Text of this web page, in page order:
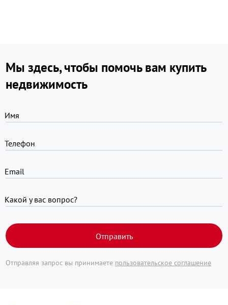
Мы здесь, чтобы помочь вам купить
недвижимость
Имя
Телефон
Email
Какой у вас вопрос?
Отправить
Отправляя запрос вы принимаете пользовательское соглашение